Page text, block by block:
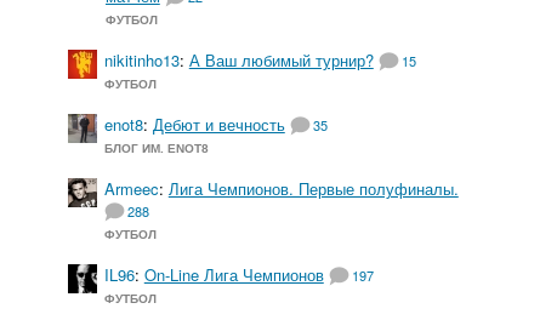
ФУТБОЛ
nikitinho13: А Ваш любимый турнир? 15
ФУТБОЛ
enot8: Дебют и вечность 35
БЛОГ ИМ. ENOT8
Armeec: Лига Чемпионов. Первые полуфиналы.
288
ФУТБОЛ
IL96: On-Line Лига Чемпионов 197
ФУТБОЛ